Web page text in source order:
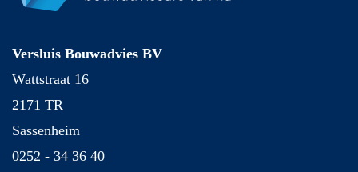
Versluis Bouwadvies BV
Wattstraat 16
2171 TR
Sassenheim
0252 - 34 36 40